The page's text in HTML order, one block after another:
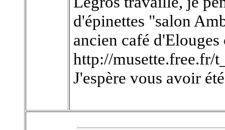
d'épinettes "salon
ancien café
http://musette.free.fr/
J'espère vous avoir